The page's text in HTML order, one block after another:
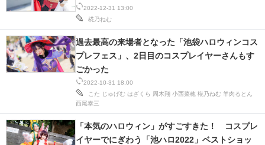
ITの今と未来を見通す
スマホと通信の最新トレンド
進化するPCとデバイスの未来
好きが集まる 比べて選べる
ビジネスと働き方のヒント
AI活用のいまが分かる
2022-12-31 13:00
椛乃ねむ
2022-10-31 18:00
こた じゅげむ はざくら 周木翔 小西菜穂 椛乃ねむ 羊肉るとん
西尾泰三
過去最高の来場者となった「池袋ハロウィンコス
プレフェス」、2日目のコスプレイヤーさんもす
ごかった
「本気のハロウィン」がすごすきた！ コスプレ
イヤーでにぎわう「池ハロ2022」ベストショッ